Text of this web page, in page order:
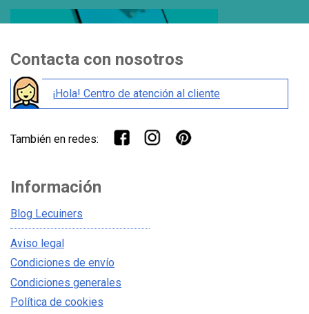
Contacta con nosotros
¡Hola! Centro de atención al cliente
También en redes:
Información
Blog Lecuiners
Aviso legal
Condiciones de envío
Condiciones generales
Política de cookies